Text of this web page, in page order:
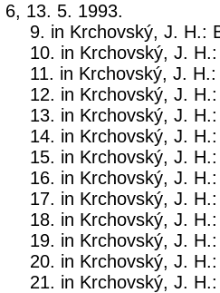
6, 13. 5. 1993.
9. in Krchovský, J. H.:
10. in Krchovský, J.
11. in Krchovský, J.
12. in Krchovský, J.
13. in Krchovský, J.
14. in Krchovský, J.
15. in Krchovský, J.
16. in Krchovský, J.
17. in Krchovský, J.
18. in Krchovský, J.
19. in Krchovský, J.
20. in Krchovský, J.
21. in Krchovský, J.